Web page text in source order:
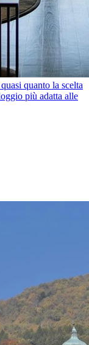
quanto la scelta
più adatta alle